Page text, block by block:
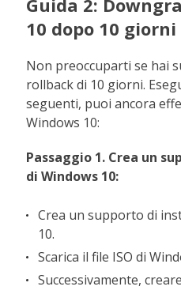
Guida 2:
10 dopo 10 giorni
Non preoccuparti se hai
rollback di 10 giorni.
seguenti, puoi ancora
Windows 10:
Passaggio 1. Crea un
di Windows 10:
Crea un supporto di
10.
Scarica il file ISO di
Successivamente,